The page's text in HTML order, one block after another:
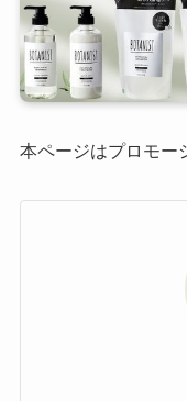
本ページはプロモー